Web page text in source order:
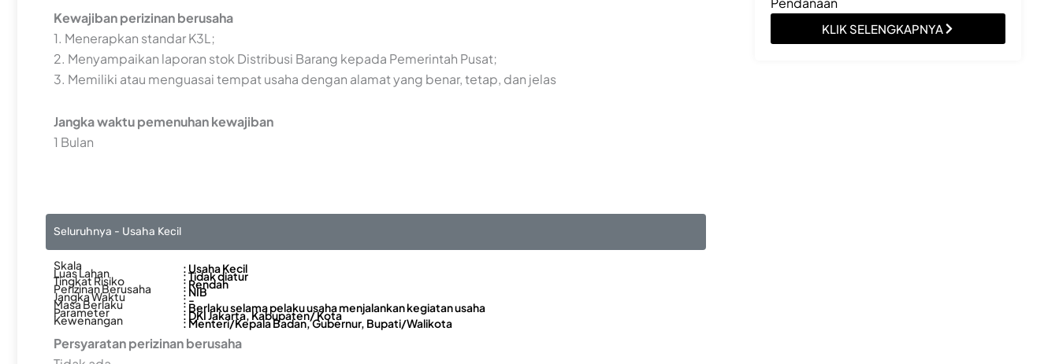
Kewajiban perizinan berusaha
1. Menerapkan standar K3L;
2. Menyampaikan laporan stok Distribusi Barang kepada Pemerintah Pusat;
3. Memiliki atau menguasai tempat usaha dengan alamat yang benar, tetap, dan jelas
Jangka waktu pemenuhan kewajiban
1 Bulan
Seluruhnya - Usaha Kecil
Skala : Usaha Kecil
Luas Lahan : Tidak diatur
Tingkat Risiko : Rendah
Perizinan Berusaha : NIB
Jangka Waktu : -
Masa Berlaku : Berlaku selama pelaku usaha menjalankan kegiatan usaha
Parameter : DKI Jakarta, Kabupaten/ Kota
Kewenangan : Menteri/Kepala Badan, Gubernur, Bupati/Walikota
Persyaratan perizinan berusaha
KLIK SELENGKAPNYA